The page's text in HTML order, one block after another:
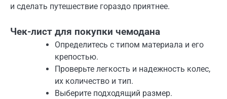
и сделать путешествие гораздо приятнее.
Чек-лист для покупки чемодана
Определитесь с типом материала и его
крепостью.
Проверьте легкость и надежность колес,
их количество и тип.
Выберите подходящий размер.